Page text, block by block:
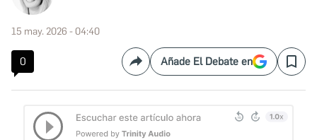
15 may. 2026 - 04:40
0 CompartirAñade El Debate en Save